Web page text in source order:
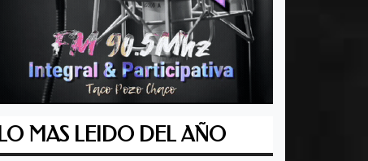
LO MAS LEIDO DEL AÑO